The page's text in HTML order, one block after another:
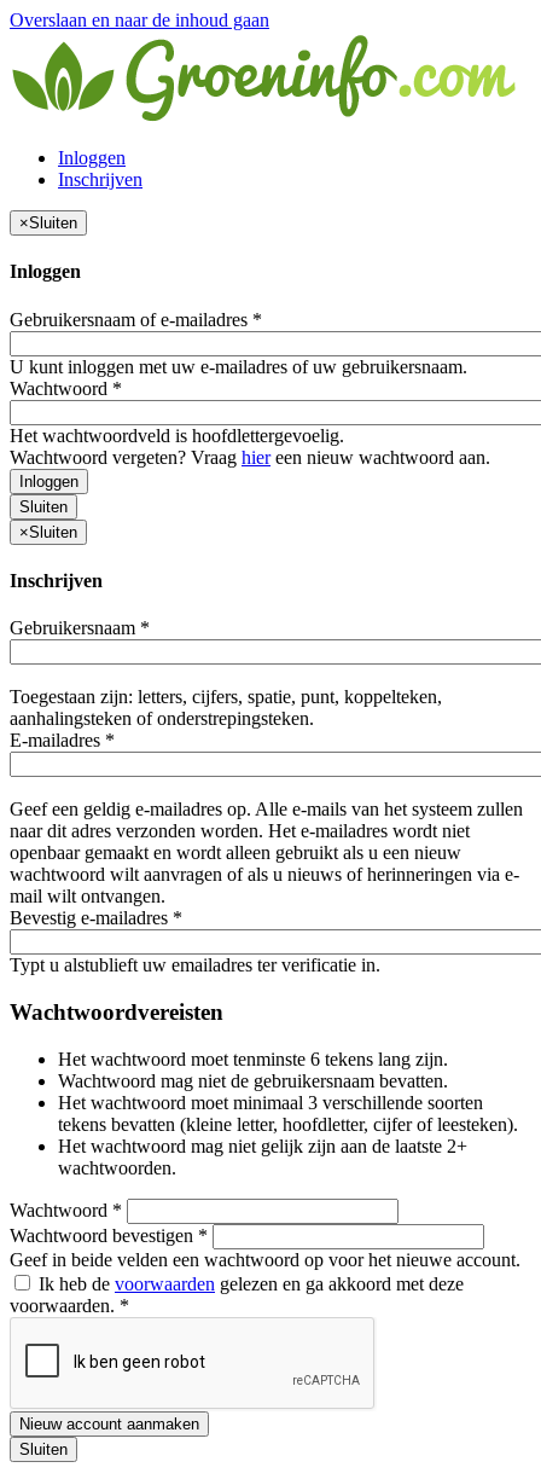
Overslaan en naar de inhoud gaan
Inloggen
Inschrijven
×Sluiten
Inloggen
Gebruikersnaam of e-mailadres *
U kunt inloggen met uw e-mailadres of uw gebruikersnaam.
Wachtwoord *
Het wachtwoordveld is hoofdlettergevoelig.
Wachtwoord vergeten? Vraag hiereen nieuw wachtwoord aan.
Inloggen
Sluiten
×Sluiten
Inschrijven
Gebruikersnaam *
Toegestaan zijn: letters, cijfers, spatie, punt, koppelteken,
aanhalingsteken of onderstrepingsteken.
E-mailadres *
Geef een geldig e-mailadres op. Alle e-mails van het systeem zullen
naar dit adres verzonden worden. Het e-mailadres wordt niet
openbaar gemaakt en wordt alleen gebruikt als u een nieuw
wachtwoord wilt aanvragen of als u nieuws of herinneringen via e-
mail wilt ontvangen.
Bevestig e-mailadres *
Typt u alstublieft uw emailadres ter verificatie in.
Wachtwoordvereisten
Het wachtwoord moet tenminste 6 tekens lang zijn.
Wachtwoord mag niet de gebruikersnaam bevatten.
Het wachtwoord moet minimaal 3 verschillende soorten
tekens bevatten (kleine letter, hoofdletter, cijfer of leesteken).
Het wachtwoord mag niet gelijk zijn aan de laatste 2+
wachtwoorden.
Wachtwoord *
Wachtwoord bevestigen *
Geef in beide velden een wachtwoord op voor het nieuwe account.
Ik heb de voorwaarden gelezen en ga akkoord met deze
voorwaarden. *
Nieuw account aanmaken
Sluiten